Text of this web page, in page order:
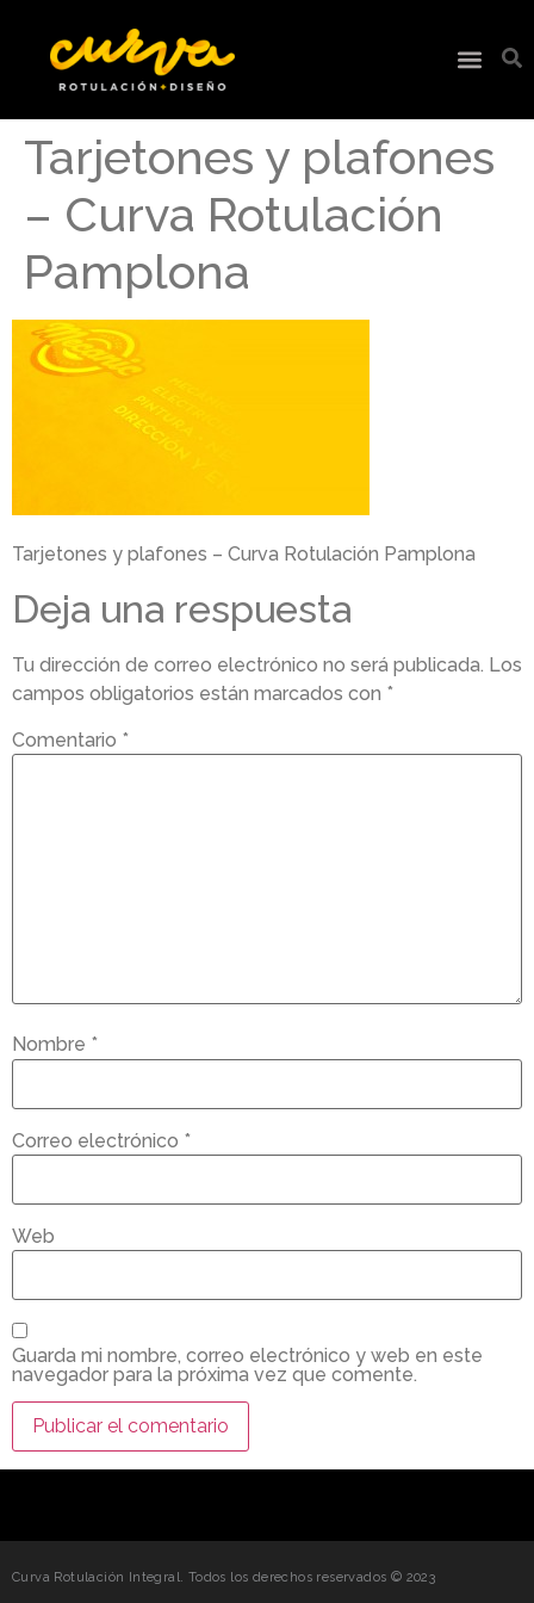
Tarjetones y plafones
– Curva Rotulación
Pamplona
Tarjetones y plafones – Curva Rotulación Pamplona
Deja una respuesta
Tu dirección de correo electrónico no será publicada. Los
campos obligatorios están marcados con *
Comentario *
Nombre *
Correo electrónico *
Web
Guarda mi nombre, correo electrónico y web en este
navegador para la próxima vez que comente.
Curva Rotulación Integral. Todos los derechos reservados © 2023